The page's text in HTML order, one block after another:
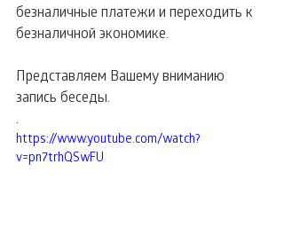
безналичные платежи и переходить к
безналичной экономике.
Представляем Вашему вниманию
запись беседы.
https://www.youtube.com/watch?
v=pn7trhQSwFU